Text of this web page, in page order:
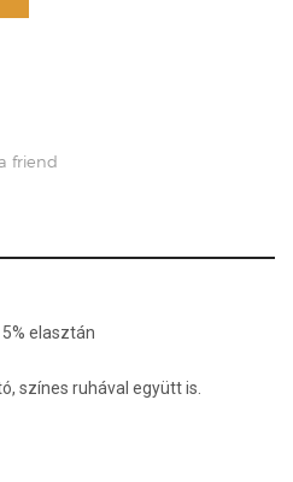
friend
elasztán
színes ruhával együtt is.